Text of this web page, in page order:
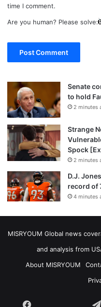
time I comment.
Are you human? Please solve:
Senate
to hold
2 minutes
Strange
Spock
2 minutes
D.J.
record of
4 minutes
MISRYOUM Global news
and analysis from
About MISRYOUM
Facebook vk.com